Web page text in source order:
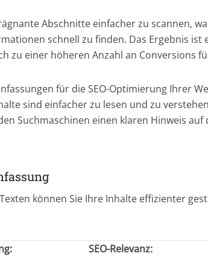
Abschnitte einfacher zu scannen,
schnell zu finden. Das Ergebnis ist
zu einer höheren Anzahl an Conversions
für die SEO-Optimierung Ihrer
sind einfacher zu lesen und zu
Suchmaschinen einen klaren Hinweis auf
können Sie Ihre Inhalte effizienter
SEO-Relevanz: